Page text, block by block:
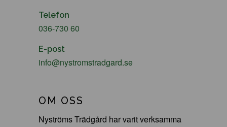
Telefon
036-730 60
E-post
info@nystromstradgard.se
OM OSS
Nyströms Trädgård har varit verksamma